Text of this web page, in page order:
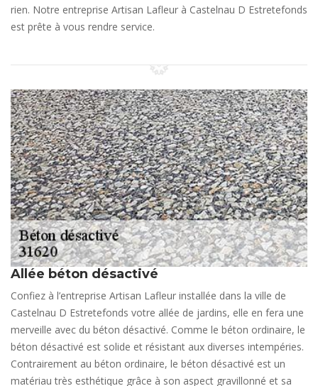
rien. Notre entreprise Artisan Lafleur à Castelnau D Estretefonds
est prête à vous rendre service.
Allée béton désactivé
Confiez à l’entreprise Artisan Lafleur installée dans la ville de
Castelnau D Estretefonds votre allée de jardins, elle en fera une
merveille avec du béton désactivé. Comme le béton ordinaire, le
béton désactivé est solide et résistant aux diverses intempéries.
Contrairement au béton ordinaire, le béton désactivé est un
matériau très esthétique grâce à son aspect gravillonné et sa